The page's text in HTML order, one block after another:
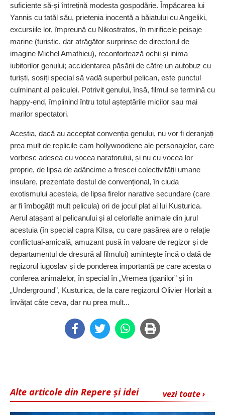
suficiente să-și întrețină modesta gospodărie. Împăcarea lui
Yannis cu tatăl său, prietenia inocentă a băiatului cu Angeliki,
excursiile lor, împreună cu Nikostratos, în mi­ri­ficele peisaje
marine (turistic, dar atrăgător surprinse de directorul de
imagine Michel Amathieu), reconfortează ochii și inima
iubitorilor genului; accidentarea păsării de către un autobuz cu
turiști, sosiți special să vadă superbul pelican, este punctul
culminant al peliculei. Potrivit genului, însă, filmul se termină cu
happy-end, împlinind întru totul așteptările micilor sau mai
marilor spectatori.
Aceștia, dacă au acceptat convenția genului, nu vor fi deranjați
prea mult de replicile cam hollywoodiene ale perso­najelor, care
vorbesc adesea cu vocea naratorului, și nu cu vocea lor
proprie, de lipsa de adâncime a frescei colectivității umane
insulare, prezentate destul de convențional, în ciuda
exotismului acesteia, de lipsa firelor narative secundare (care
ar fi îmbogățit mult pelicula) ori de jocul plat al lui Kusturica.
Aerul atașant al pelicanului și al celorlalte animale din jurul
acestuia (în special capra Kitsa, cu care pasărea are o relație
conflictual-amicală, a­mu­zant pusă în valoare de ­regizor și de
departamentul ­de dresură al filmului) aminteș­te încă o dată de
regizorul iugoslav și de ponderea importantă pe care acesta o
conferea animalelor, în special în „Vremea țiganilor” și în
„Underground”, Kusturica, de la care regizorul Olivier Horlait a
învățat câte ceva, dar nu prea mult...
vezi toate ›
Alte articole din Repere și idei